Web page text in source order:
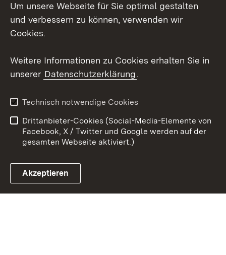
Social Wall
Youtube
Link zum Landesportal
Kontakt
Datenschutz
Barrierefreiheit
Impressum Cookies
Um unsere Webseite für Sie optimal gestalten
und verbessern zu können, verwenden wir
Cookies.
Weitere Informationen zu Cookies erhalten Sie in
unserer Datenschutzerklärung.
Technisch notwendige Cookies
Drittanbieter-Cookies (Social-Media-Elemente von
Facebook, X / Twitter und Google werden auf der
gesamten Webseite aktiviert.)
Akzeptieren